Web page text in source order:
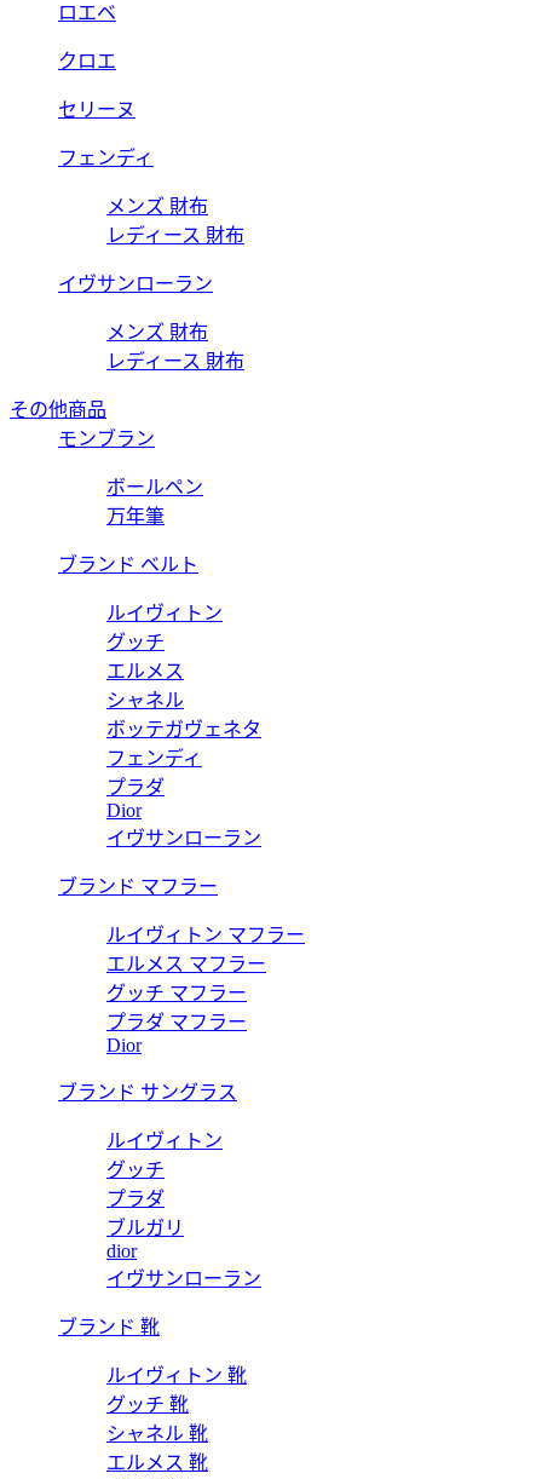
ロエベ
クロエ
セリーヌ
フェンディ
メンズ 財布
レディース 財布
イヴサンローラン
メンズ 財布
レディース 財布
その他商品
モンブラン
ボールペン
万年筆
ブランド ベルト
ルイヴィトン
グッチ
エルメス
シャネル
ボッテガヴェネタ
フェンディ
プラダ
Dior
イヴサンローラン
ブランド マフラー
ルイヴィトン マフラー
エルメス マフラー
グッチ マフラー
プラダ マフラー
Dior
ブランド サングラス
ルイヴィトン
グッチ
プラダ
ブルガリ
dior
イヴサンローラン
ブランド 靴
ルイヴィトン 靴
グッチ 靴
シャネル 靴
エルメス 靴